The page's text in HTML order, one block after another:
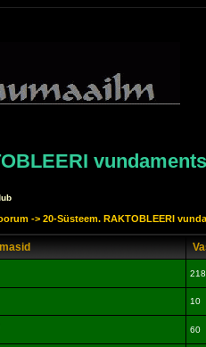
-> 20-Süsteem. RAKTOBLEERI
218
10
60